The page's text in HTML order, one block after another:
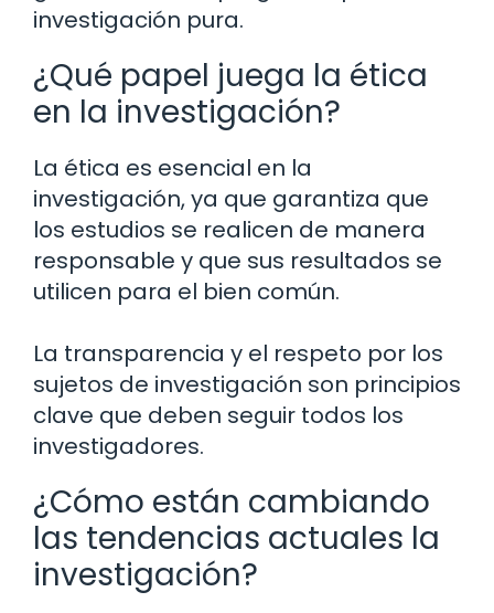
investigación pura.
¿Qué papel juega la ética
en la investigación?
La ética es esencial en la
investigación, ya que garantiza que
los estudios se realicen de manera
responsable y que sus resultados se
utilicen para el bien común.
La transparencia y el respeto por los
sujetos de investigación son principios
clave que deben seguir todos los
investigadores.
¿Cómo están cambiando
las tendencias actuales la
investigación?